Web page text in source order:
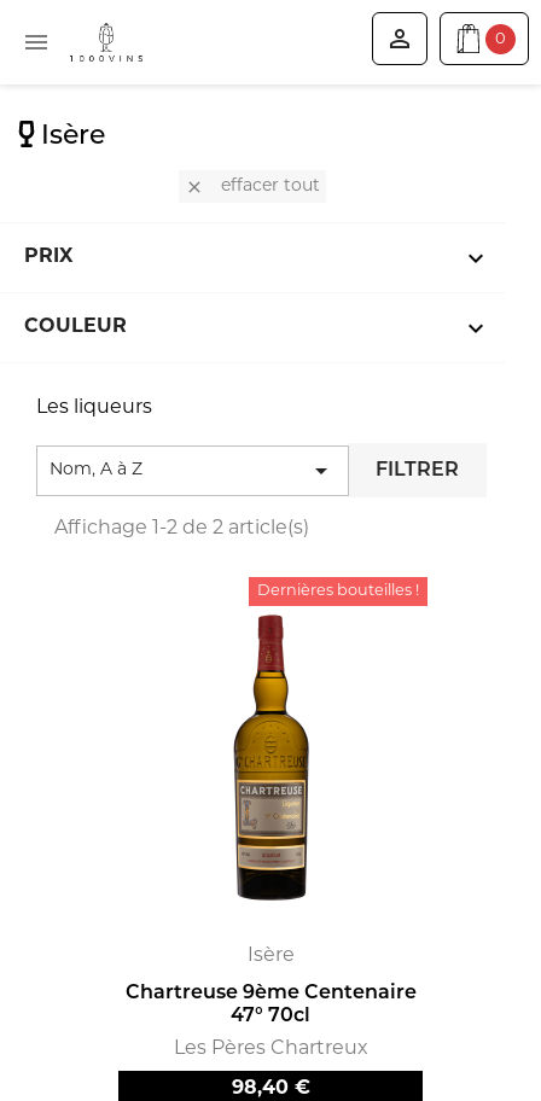
 0

Isère
 effacer tout
PRIX 
COULEUR 
Les liqueurs
Nom, A à Z  FILTRER
Affichage 1-2 de 2 article(s)
Isère
Chartreuse 9ème Centenaire
47° 70cl
Les Pères Chartreux
Prix
98,40 €
Dernières bouteilles !